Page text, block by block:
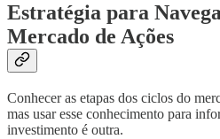
Estratégia para
Mercado de Ações
Conhecer as etapas dos ciclos do
mas usar esse conhecimento para
investimento é outra.